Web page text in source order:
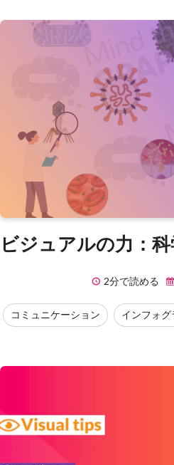
ビジュアルの力：
2分で読める
コミュニケーション インフォ